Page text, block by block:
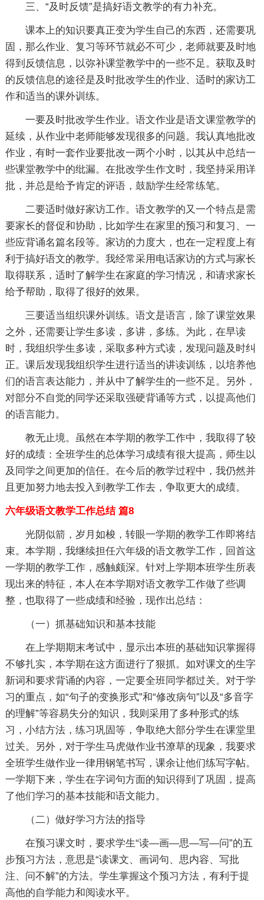
三、“及时反馈”是搞好语文教学的有力补充。
课本上的知识要真正变为学生自己的东西，还需要巩
固，那么作业、复习等环节就必不可少，老师就要及时地
得到反馈信息，以弥补课堂教学中的一些不足。获取及时
的反馈信息的途径是及时批改学生的作业、适时的家访工
作和适当的课外训练。
一要及时批改学生作业。语文作业是语文课堂教学的
延续，从作业中老师能够发现很多的问题。我认真地批改
作业，有时一套作业要批改一两个小时，以其从中总结一
些课堂教学中的纰漏。在批改学生作文时，我坚持采用详
批，并总是给予肯定的评语，鼓励学生经常练笔。
二要适时做好家访工作。语文教学的又一个特点是需
要家长的督促和协助，比如学生在家里的预习和复习、一
些应背诵名篇名段等。家访的力度大，也在一定程度上有
利于搞好语文的教学。我经常采用电话家访的方式与家长
取得联系，适时了解学生在家庭的学习情况，和请求家长
给予帮助，取得了很好的效果。
三要适当组织课外训练。语文是语言，除了课堂效果
之外，还需要让学生多读，多讲，多练。为此，在早读
时，我组织学生多读，采取多种方式读，发现问题及时纠
正。课后发现我组织学生进行适当的讲读训练，以培养他
们的语言表达能力，并从中了解学生的一些不足。另外，
对部分不自觉的同学还采取强硬背诵等方式，以提高他们
的语言能力。
教无止境。虽然在本学期的教学工作中，我取得了较
好的成绩：全班学生的总体学习成绩有很大提高，师生以
及同学之间更加的信任。在今后的教学过程中，我仍然并
且更加努力地去投入到教学工作去，争取更大的成绩。
六年级语文教学工作总结 篇8
光阴似箭，岁月如梭，转眼一学期的教学工作即将结
束。本学期，我继续担任六年级的语文教学工作，回首这
一学期的教学工作，感触颇深。针对上学期本班学生所表
现出来的特征，本人在本学期对语文教学工作做了些调
整，也取得了一些成绩和经验，现作出总结：
（一）抓基础知识和基本技能
在上学期期末考试中，显示出本班的基础知识掌握得
不够扎实，本学期在这方面进行了狠抓。如对课文的生字
新词和要求背诵的内容，一定要全班同学都过关。对于学
习的重点，如“句子的变换形式”和“修改病句”以及“多音字
的理解”等容易失分的知识，我则采用了多种形式的练
习，小结方法，练习巩固等，争取绝大部分学生在课堂里
过关。另外，对于学生马虎做作业书潦草的现象，我要求
全班学生做作业一律用钢笔书写，课余让他们练写字帖。
一学期下来，学生在字词句方面的知识得到了巩固，提高
了他们学习的基本技能和语文能力。
（二）做好学习方法的指导
在预习课文时，要求学生“读—画—思—写—问”的五
步预习方法，意思是“读课文、画词句、思内容、写批
注、问不解”的方法。学生掌握这个预习方法，有利于提
高他的自学能力和阅读水平。